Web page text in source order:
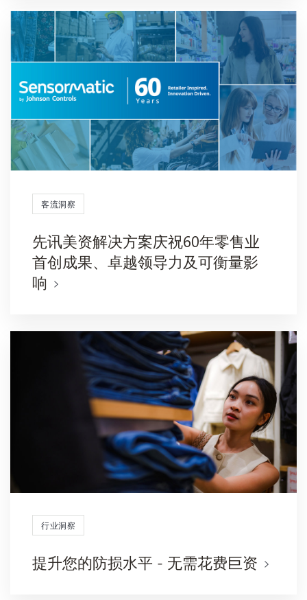
客流洞察
先讯美资解决方案庆祝60年零售业
首创成果、卓越领导力及可衡量影
响
行业洞察
提升您的防损水平 - 无需花费巨资